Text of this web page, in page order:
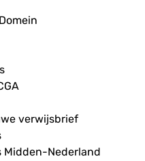
verwijsbrief
Nederland